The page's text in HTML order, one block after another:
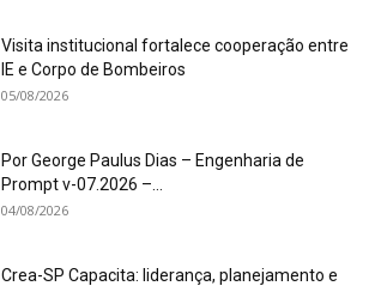
Visita institucional fortalece cooperação entre
IE e Corpo de Bombeiros
05/08/2026
Por George Paulus Dias – Engenharia de
Prompt v-07.2026 –...
04/08/2026
Crea-SP Capacita: liderança, planejamento e